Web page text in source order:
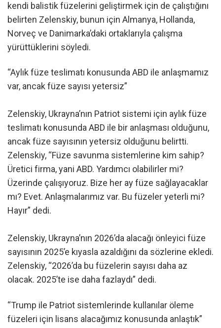
kendi balistik füzelerini geliştirmek için de çalıştığını
belirten Zelenskiy, bunun için Almanya, Hollanda,
Norveç ve Danimarka’daki ortaklarıyla çalışma
yürüttüklerini söyledi.
“Aylık füze teslimatı konusunda ABD ile anlaşmamız
var, ancak füze sayısı yetersiz”
Zelenskiy, Ukrayna’nın Patriot sistemi için aylık füze
teslimatı konusunda ABD ile bir anlaşması olduğunu,
ancak füze sayısının yetersiz olduğunu belirtti.
Zelenskiy, “Füze savunma sistemlerine kim sahip?
Üretici firma, yani ABD. Yardımcı olabilirler mi?
Üzerinde çalışıyoruz. Bize her ay füze sağlayacaklar
mı? Evet. Anlaşmalarımız var. Bu füzeler yeterli mi?
Hayır” dedi.
Zelenskiy, Ukrayna’nın 2026’da alacağı önleyici füze
sayısının 2025’e kıyasla azaldığını da sözlerine ekledi.
Zelenskiy, “2026’da bu füzelerin sayısı daha az
olacak. 2025’te ise daha fazlaydı” dedi.
“Trump ile Patriot sistemlerinde kullanılar öleme
füzeleri için lisans alacağımız konusunda anlaştık”